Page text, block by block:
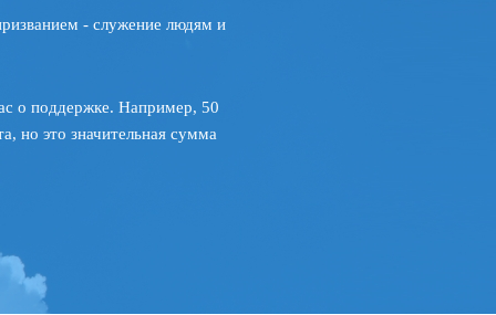
- служение людям и
о поддержке. Например, 50
но это значительная сумма